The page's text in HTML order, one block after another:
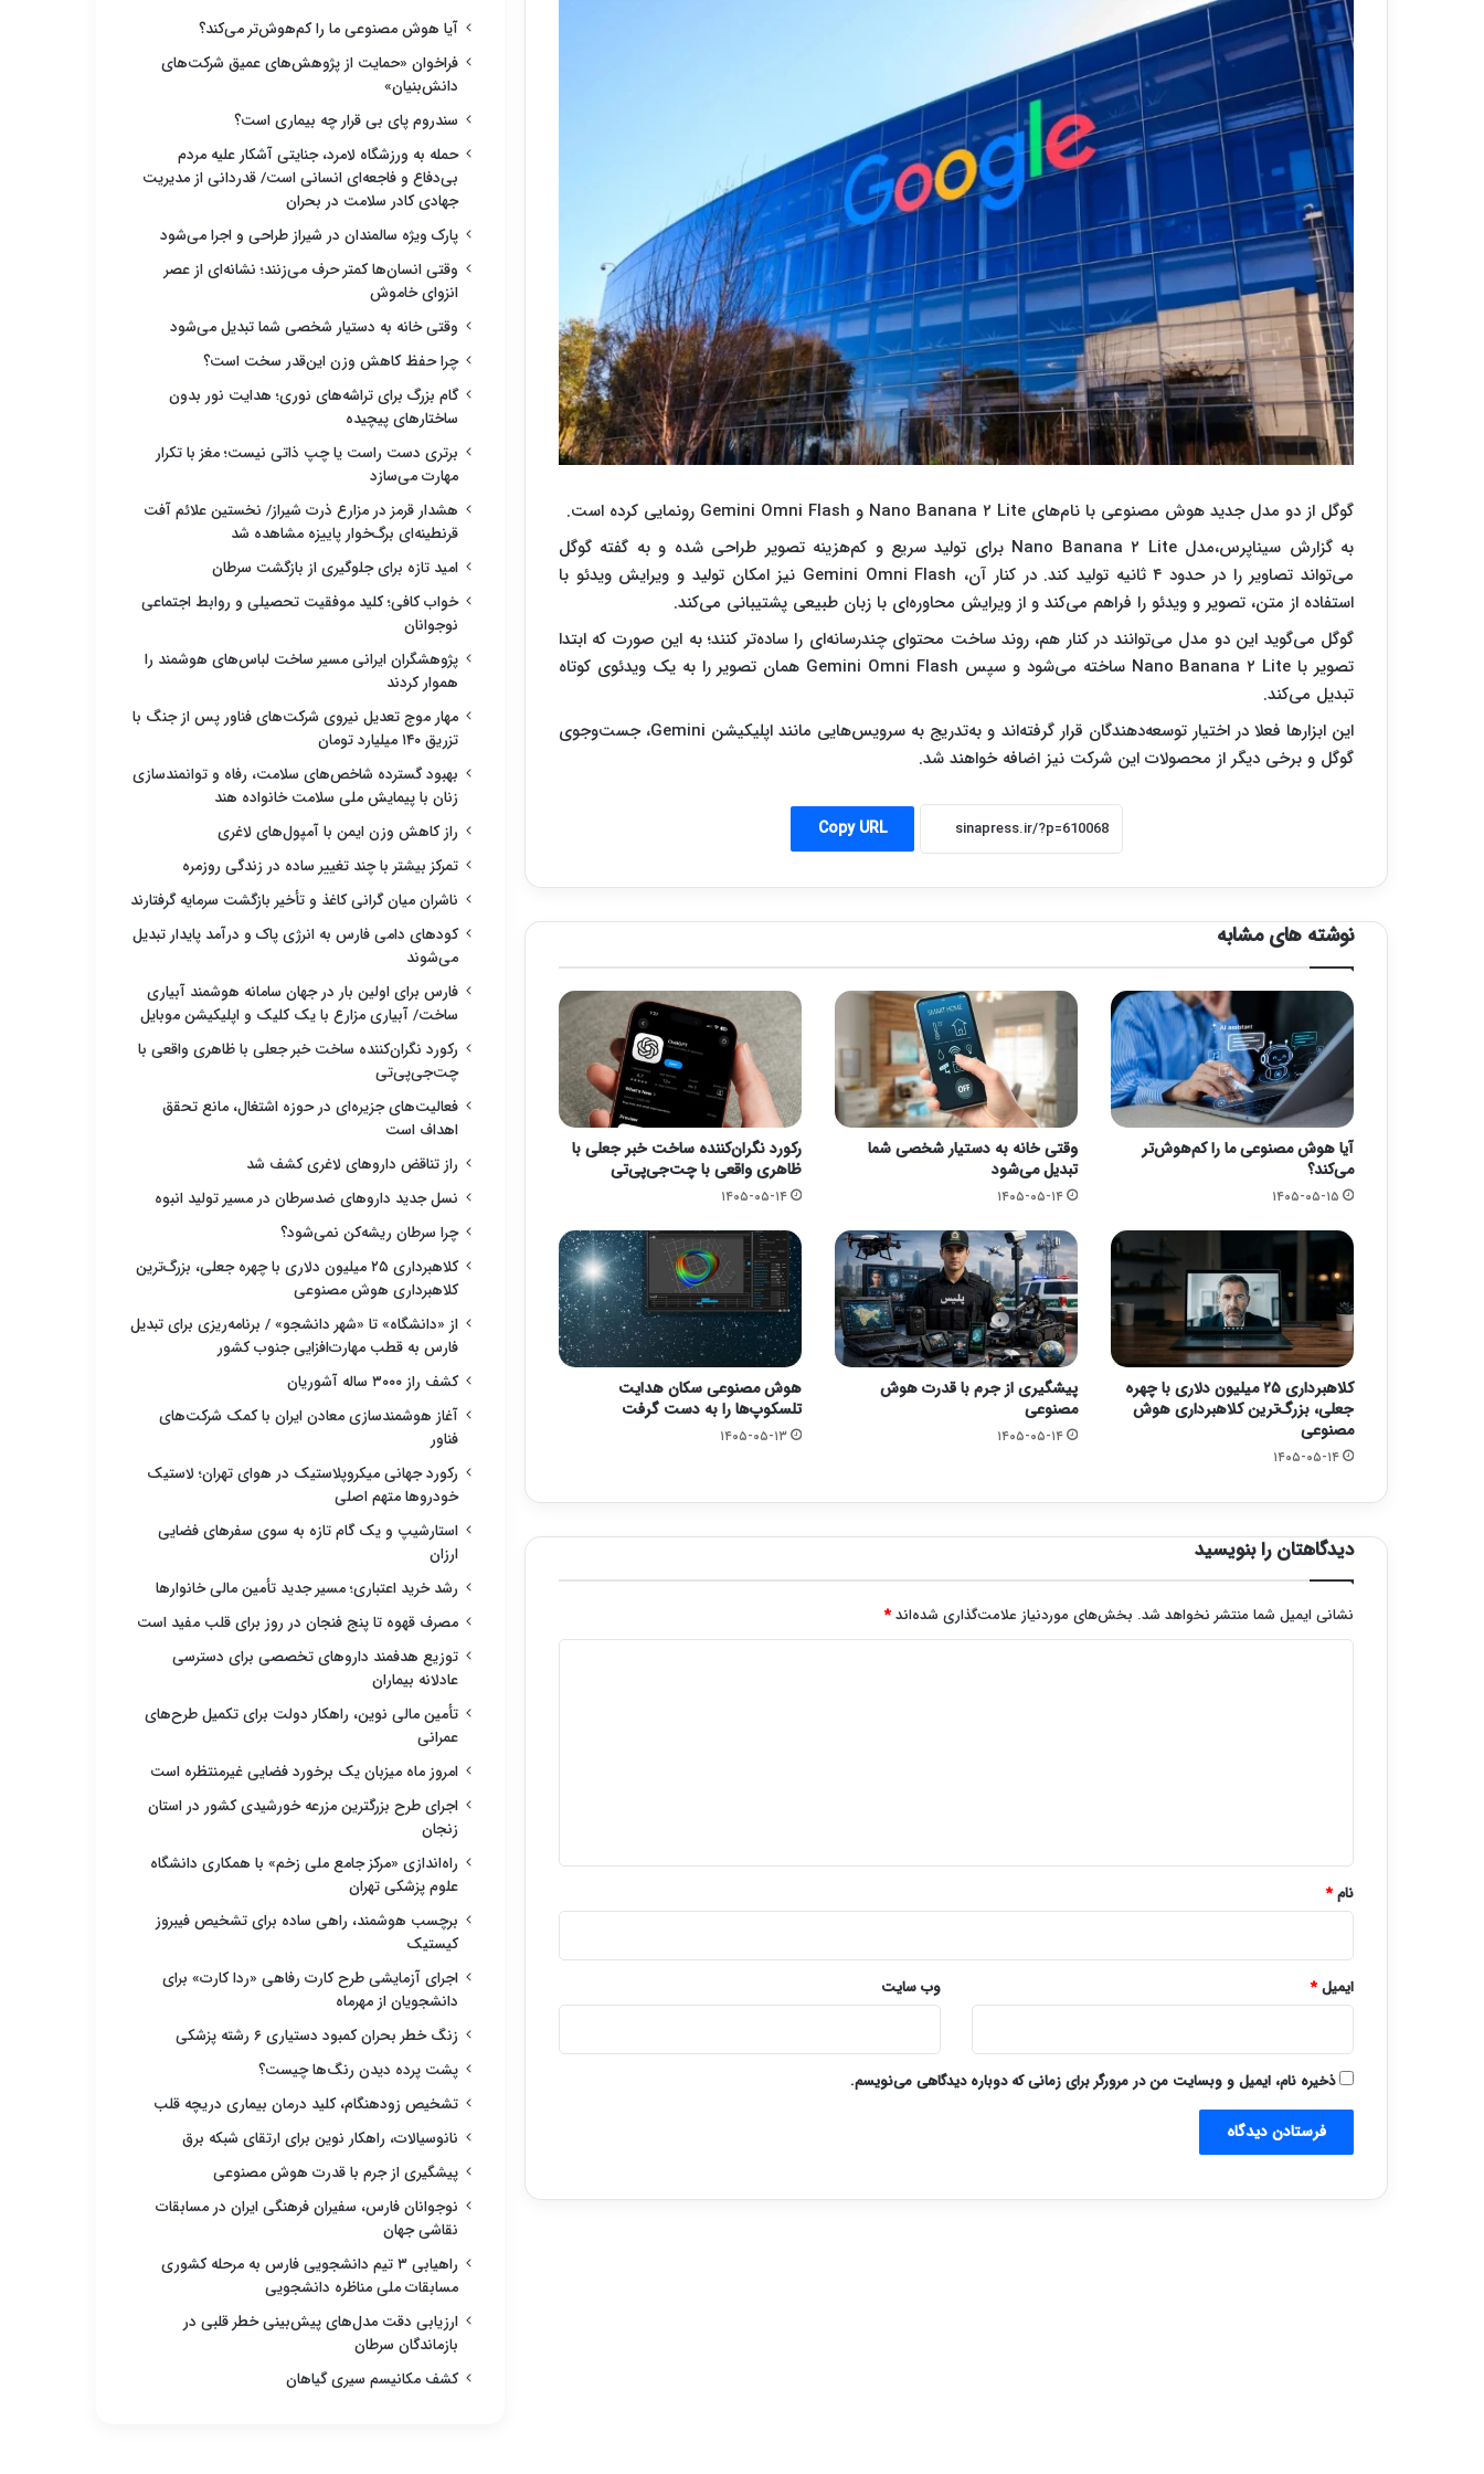
گوگل از دو مدل جدید هوش مصنوعی با نام‌های Nano Banana ۲ Lite و Gemini Omni Flash رونمایی کرده است.
به گزارش سیناپرس،مدل Nano Banana ۲ Lite برای تولید سریع و کم‌هزینه تصویر طراحی شده و به گفته گوگل
می‌تواند تصاویر را در حدود ۴ ثانیه تولید کند. در کنار آن، Gemini Omni Flash نیز امکان تولید و ویرایش ویدئو با
استفاده از متن، تصویر و ویدئو را فراهم می‌کند و از ویرایش محاوره‌ای با زبان طبیعی پشتیبانی می‌کند.
گوگل می‌گوید این دو مدل می‌توانند در کنار هم، روند ساخت محتوای چندرسانه‌ای را ساده‌تر کنند؛ به این صورت که ابتدا
تصویر با Nano Banana ۲ Lite ساخته می‌شود و سپس Gemini Omni Flash همان تصویر را به یک ویدئوی کوتاه
تبدیل می‌کند.
این ابزارها فعلا در اختیار توسعه‌دهندگان قرار گرفته‌اند و به‌تدریج به سرویس‌هایی مانند اپلیکیشن Gemini، جست‌وجوی
گوگل و برخی دیگر از محصولات این شرکت نیز اضافه خواهند شد.
Copy URL
نوشته های مشابه
آیا هوش مصنوعی ما را کم‌هوش‌تر
می‌کند؟
۱۴۰۵-۰۵-۱۵
وقتی خانه به دستیار شخصی شما
تبدیل می‌شود
۱۴۰۵-۰۵-۱۴
رکورد نگران‌کننده ساخت خبر جعلی با
ظاهری واقعی با چت‌جی‌پی‌تی
۱۴۰۵-۰۵-۱۴
کلاهبرداری ۲۵ میلیون دلاری با چهره
جعلی، بزرگ‌ترین کلاهبرداری هوش
مصنوعی
۱۴۰۵-۰۵-۱۴
پیشگیری از جرم با قدرت هوش
مصنوعی
۱۴۰۵-۰۵-۱۴
هوش مصنوعی سکان هدایت
تلسکوپ‌ها را به دست گرفت
۱۴۰۵-۰۵-۱۳
دیدگاهتان را بنویسید
نشانی ایمیل شما منتشر نخواهد شد. بخش‌های موردنیاز علامت‌گذاری شده‌اند*
نام*
ایمیل* وب‌ سایت
ذخیره نام، ایمیل و وبسایت من در مرورگر برای زمانی که دوباره دیدگاهی می‌نویسم.
آیا هوش مصنوعی ما را کم‌هوش‌تر می‌کند؟
فراخوان «حمایت از پژوهش‌های عمیق شرکت‌های
دانش‌بنیان»
سندروم پای بی قرار چه بیماری است؟
حمله به ورزشگاه لامرد، جنایتی آشکار علیه مردم
بی‌دفاع و فاجعه‌ای انسانی است/ قدردانی از مدیریت
جهادی کادر سلامت در بحران
پارک ویژه سالمندان در شیراز طراحی و اجرا می‌شود
وقتی انسان‌ها کمتر حرف می‌زنند؛ نشانه‌ای از عصر
انزوای خاموش
وقتی خانه به دستیار شخصی شما تبدیل می‌شود
چرا حفظ کاهش وزن این‌قدر سخت است؟
گام بزرگ برای تراشه‌های نوری؛ هدایت نور بدون
ساختارهای پیچیده
برتری دست راست یا چپ ذاتی نیست؛ مغز با تکرار
مهارت می‌سازد
هشدار قرمز در مزارع ذرت شیراز/ نخستین علائم آفت
قرنطینه‌ای برگ‌خوار پاییزه مشاهده شد
امید تازه برای جلوگیری از بازگشت سرطان
خواب کافی؛ کلید موفقیت تحصیلی و روابط اجتماعی
نوجوانان
پژوهشگران ایرانی مسیر ساخت لباس‌های هوشمند را
هموار کردند
مهار موج تعدیل نیروی شرکت‌های فناور پس از جنگ با
تزریق ۱۴۰ میلیارد تومان
بهبود گسترده شاخص‌های سلامت، رفاه و توانمندسازی
زنان با پیمایش ملی سلامت خانواده هند
راز کاهش وزن ایمن با آمپول‌های لاغری
تمرکز بیشتر با چند تغییر ساده در زندگی روزمره
ناشران میان گرانی کاغذ و تأخیر بازگشت سرمایه گرفتارند
کودهای دامی فارس به انرژی پاک و درآمد پایدار تبدیل
می‌شوند
فارس برای اولین بار در جهان سامانه هوشمند آبیاری
ساخت/ آبیاری مزارع با یک کلیک و اپلیکیشن موبایل
رکورد نگران‌کننده ساخت خبر جعلی با ظاهری واقعی با
چت‌جی‌پی‌تی
فعالیت‌های جزیره‌ای در حوزه اشتغال، مانع تحقق
اهداف است
راز تناقض داروهای لاغری کشف شد
نسل جدید داروهای ضدسرطان در مسیر تولید انبوه
چرا سرطان ریشه‌کن نمی‌شود؟
کلاهبرداری ۲۵ میلیون دلاری با چهره جعلی، بزرگ‌ترین
کلاهبرداری هوش مصنوعی
از «دانشگاه» تا «شهر دانشجو» / برنامه‌ریزی برای تبدیل
فارس به قطب مهارت‌افزایی جنوب کشور
کشف راز ۳۰۰۰ ساله آشوریان
آغاز هوشمندسازی معادن ایران با کمک شرکت‌های
فناور
رکورد جهانی میکروپلاستیک در هوای تهران؛ لاستیک
خودروها متهم اصلی
استارشیپ و یک گام تازه به سوی سفرهای فضایی
ارزان
رشد خرید اعتباری؛ مسیر جدید تأمین مالی خانوارها
مصرف قهوه تا پنج فنجان در روز برای قلب مفید است
توزیع هدفمند داروهای تخصصی برای دسترسی
عادلانه بیماران
تأمین مالی نوین، راهکار دولت برای تکمیل طرح‌های
عمرانی
امروز ماه میزبان یک برخورد فضایی غیرمنتظره است
اجرای طرح بزرگترین مزرعه خورشیدی کشور در استان
زنجان
راه‌اندازی «مرکز جامع ملی زخم» با همکاری دانشگاه
علوم پزشکی تهران
برچسب هوشمند، راهی ساده برای تشخیص فیبروز
کیستیک
اجرای آزمایشی طرح کارت رفاهی «ردا کارت» برای
دانشجویان از مهرماه
زنگ خطر بحران کمبود دستیاری ۶ رشته پزشکی
پشت پرده دیدن رنگ‌ها چیست؟
تشخیص زودهنگام، کلید درمان بیماری دریچه قلب
نانوسیالات، راهکار نوین برای ارتقای شبکه برق
پیشگیری از جرم با قدرت هوش مصنوعی
نوجوانان فارس، سفیران فرهنگی ایران در مسابقات
نقاشی جهان
راهیابی ۳ تیم دانشجویی فارس به مرحله کشوری
مسابقات ملی مناظره دانشجویی
ارزیابی دقت مدل‌های پیش‌بینی خطر قلبی در
بازماندگان سرطان
کشف مکانیسم سیری گیاهان